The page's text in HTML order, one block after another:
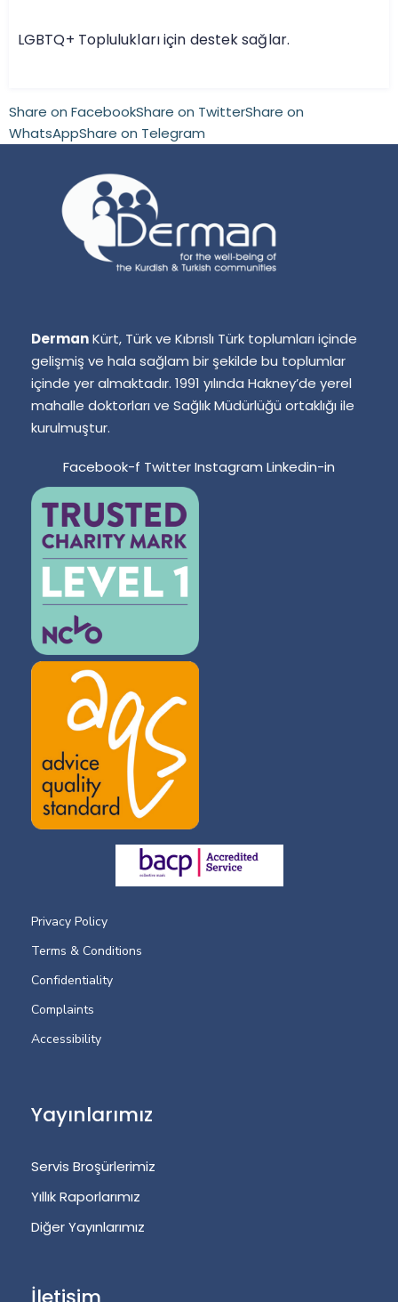
LGBTQ+ Toplulukları için destek sağlar.
Share on FacebookShare on TwitterShare on
WhatsAppShare on Telegram
DermanKürt, Türk ve Kıbrıslı Türk toplumları içinde
gelişmiş ve hala sağlam bir şekilde bu toplumlar
içinde yer almaktadır. 1991 yılında Hakney’de yerel
mahalle doktorları ve Sağlık Müdürlüğü ortaklığı ile
kurulmuştur.
Facebook-f TwitterInstagram Linkedin-in
Privacy Policy
Terms & Conditions
Confidentiality
Complaints
Accessibility
Yayınlarımız
Servis Broşürlerimiz
Yıllık Raporlarımız
Diğer Yayınlarımız